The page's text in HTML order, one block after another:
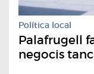
Política local
Palafrugell
negocis